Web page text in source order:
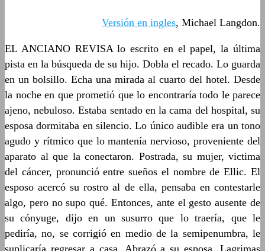
Versión en ingles, Michael Langdon.
EL ANCIANO REVISA lo escrito en el papel, la última
pista en la búsqueda de su hijo. Dobla el recado. Lo guarda
en un bolsillo. Echa una mirada al cuarto del hotel. Desde
la noche en que prometió que lo encontraría todo le parece
ajeno, nebuloso. Estaba sentado en la cama del hospital, su
esposa dormitaba en silencio. Lo único audible era un tono
agudo y rítmico que lo mantenía nervioso, proveniente del
aparato al que la conectaron. Postrada, su mujer, victima
del cáncer, pronunció entre sueños el nombre de Ellic. El
esposo acercó su rostro al de ella, pensaba en contestarle
algo, pero no supo qué. Entonces, ante el gesto ausente de
su cónyuge, dijo en un susurro que lo traería, que le
pediría, no, se corrigió en medio de la semipenumbra, le
suplicaría regresar a casa. Abrazó a su esposa. Lagrimas